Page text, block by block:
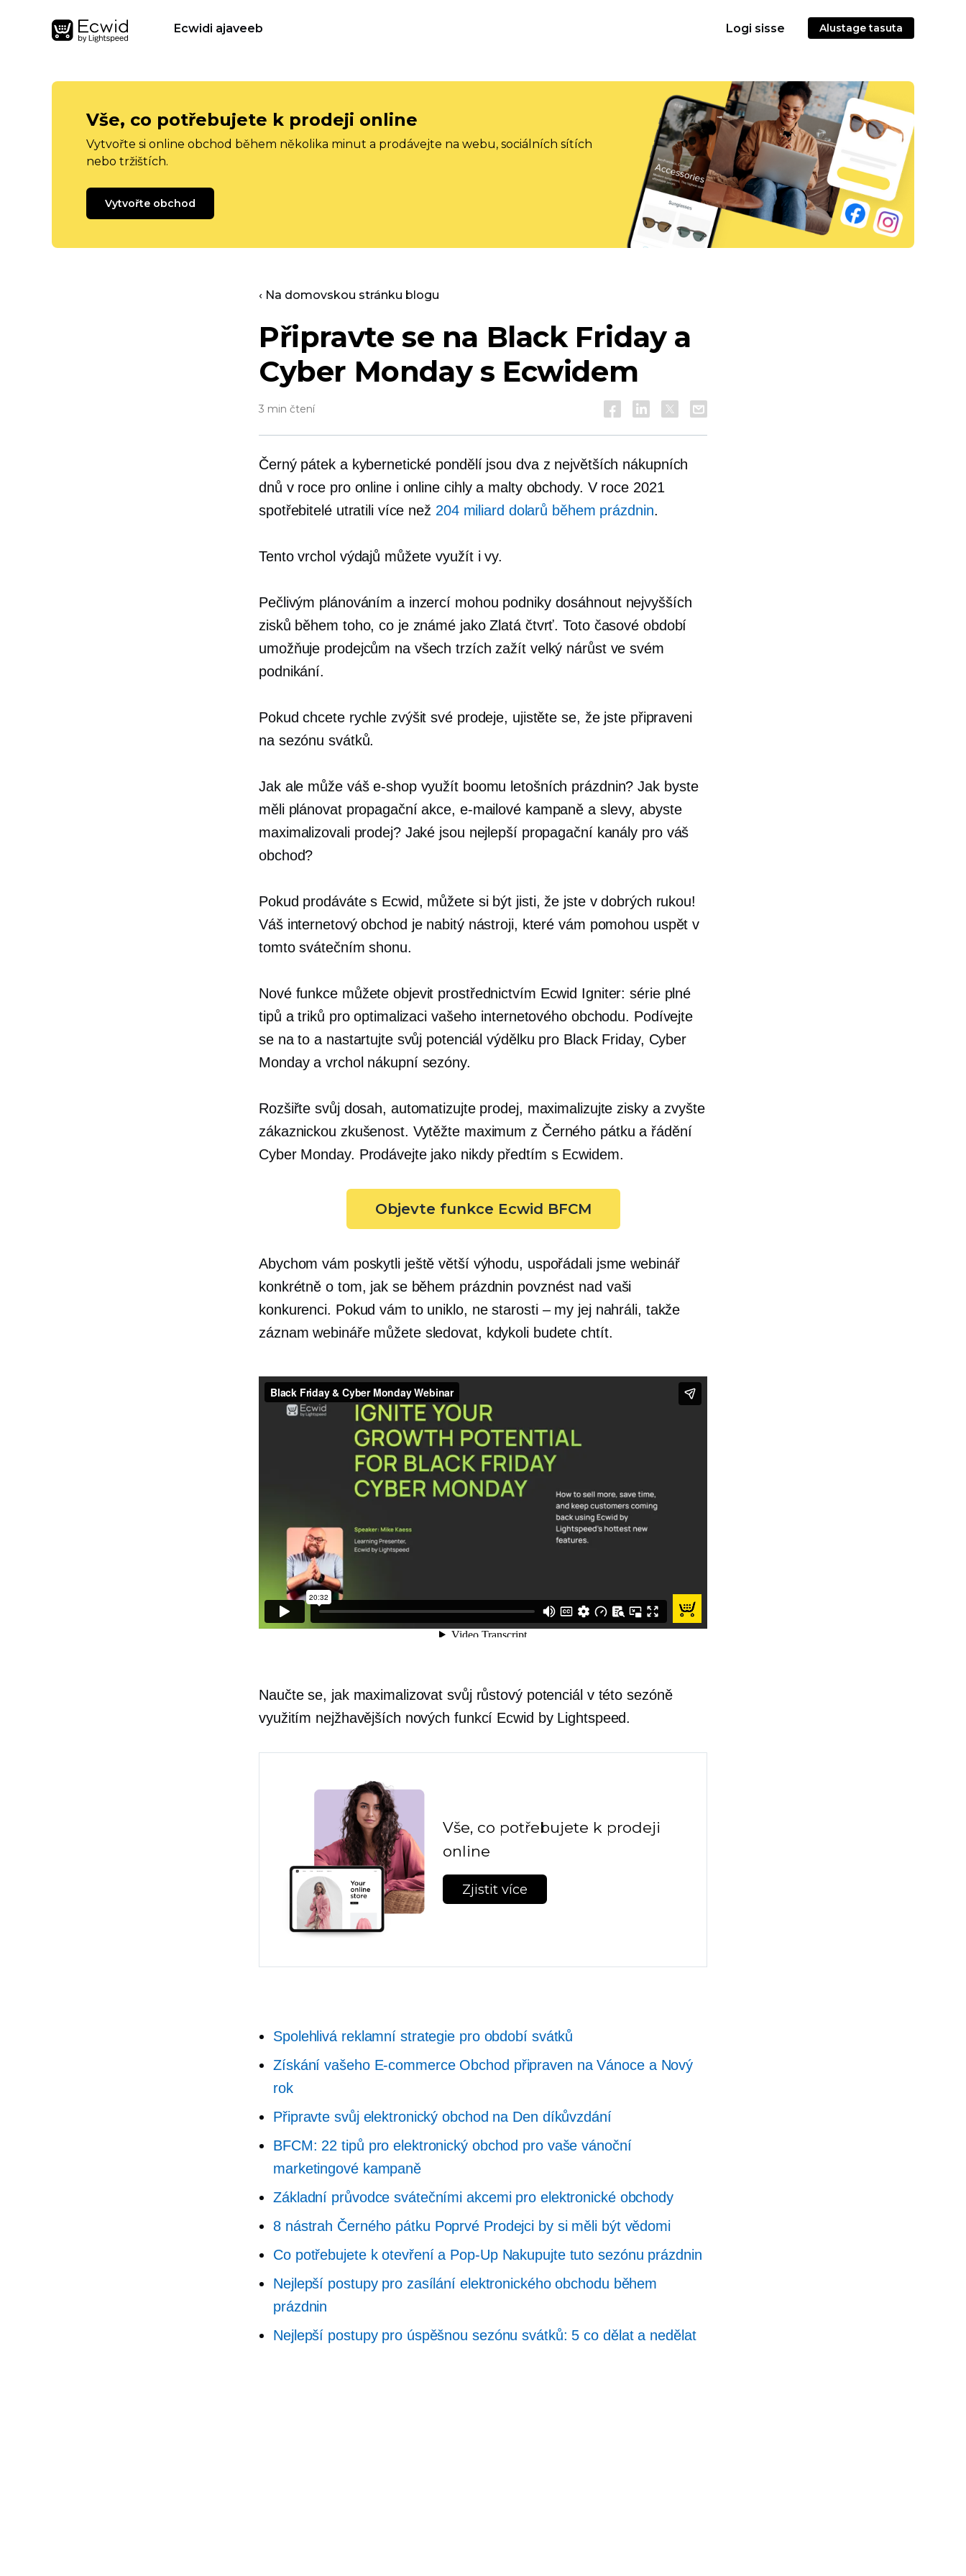
Ecwidi ajaveeb Logi sisse Alustage tasuta
Vše, co potřebujete k prodeji online
Vytvořte si online obchod během několika minut a prodávejte na webu, sociálních sítích
nebo tržištích.
Vytvořte obchod
‹ Na domovskou stránku blogu
Připravte se na Black Friday a
Cyber ​​Monday s Ecwidem
3 min čtení
Černý pátek a kybernetické pondělí jsou dva z největších nákupních
dnů v roce pro online i online cihly a maltyobchody. V roce 2021
spotřebitelé utratili více než 204 miliard dolarů během prázdnin.
Tento vrchol výdajů můžete využít i vy.
Pečlivým plánováním a inzercí mohou podniky dosáhnout nejvyšších
zisků během toho, co je známé jako Zlatá čtvrť. Toto časové období
umožňuje prodejcům na všech trzích zažít velký nárůst ve svém
podnikání.
Pokud chcete rychle zvýšit své prodeje, ujistěte se, že jste připraveni
na sezónu svátků.
Jak ale může váš e-shop využít boomu letošních prázdnin? Jak byste
měli plánovat propagační akce, e-mailové kampaně a slevy, abyste
maximalizovali prodej? Jaké jsou nejlepší propagační kanály pro váš
obchod?
Pokud prodáváte s Ecwid, můžete si být jisti, že jste v dobrých rukou!
Váš internetový obchod je nabitý nástroji, které vám pomohou uspět v
tomto svátečním shonu.
Nové funkce můžete objevit prostřednictvím Ecwid Igniter: série plné
tipů a triků pro optimalizaci vašeho internetového obchodu. Podívejte
se na to a nastartujte svůj potenciál výdělku pro Black Friday, Cyber ​​
Monday a vrchol nákupní sezóny.
Rozšiřte svůj dosah, automatizujte prodej, maximalizujte zisky a zvyšte
zákaznickou zkušenost. Vytěžte maximum z Černého pátku a řádění
Cyber ​​Monday. Prodávejte jako nikdy předtím s Ecwidem.
Objevte funkce Ecwid BFCM
Abychom vám poskytli ještě větší výhodu, uspořádali jsme webinář
konkrétně o tom, jak se během prázdnin povznést nad vaši
konkurenci. Pokud vám to uniklo, nestarosti – my jej nahráli, takže
záznam webináře můžete sledovat, kdykoli budete chtít.
Webinář Černý pátek a Cyber ​​Monday
Naučte se, jak maximalizovat svůj růstový potenciál v této sezóně
využitím nejžhavějších nových funkcí Ecwid by Lightspeed.
Vše, co potřebujete k prodeji
online
Zjistit více
Spolehlivá reklamní strategie pro období svátků
Získání vašeho E-commerceObchod připraven na Vánoce a Nový
rok
Připravte svůj elektronický obchod na Den díkůvzdání
BFCM: 22 tipů pro elektronický obchod pro vaše vánoční
marketingové kampaně
Základní průvodce svátečními akcemi pro elektronické obchody
8 nástrah Černého pátku Poprvé Prodejci by si měli být vědomi
Co potřebujete k otevření a Pop-UpNakupujte tuto sezónu prázdnin
Nejlepší postupy pro zasílání elektronického obchodu během
prázdnin
Nejlepší postupy pro úspěšnou sezónu svátků: 5 co dělat a nedělat